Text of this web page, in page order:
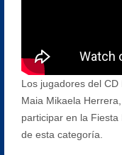
Los jugadores del
Maia Mikaela
participar en la
de esta categoría.